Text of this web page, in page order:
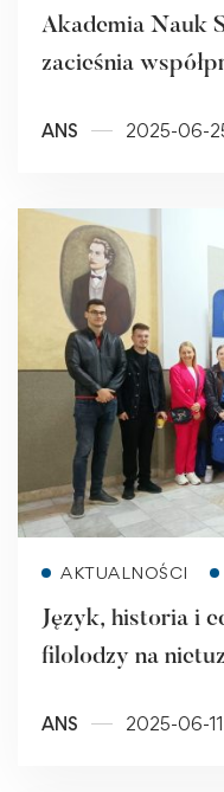
Akademia Nauk
zacieśnia
ANS 2025-06-
AKTUALNOŚCI
Język, historia i
filolodzy na
ANS 2025-06-11